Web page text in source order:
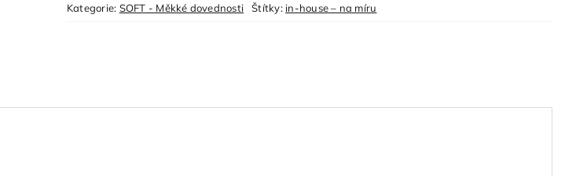
Kategorie: SOFT - Měkké dovednosti Štítky: in-house – na míru